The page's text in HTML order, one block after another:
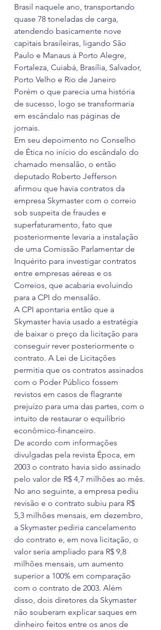
Brasil naquele ano, transportando
quase 78 toneladas de carga,
atendendo basicamente nove
capitais brasileiras, ligando São
Paulo e Manaus à Porto Alegre,
Fortaleza, Cuiabá, Brasília, Salvador,
Porto Velho e Rio de Janeiro
Porém o que parecia uma história
de sucesso, logo se transformaria
em escândalo nas páginas de
jornais.
Em seu depoimento no Conselho
de Ética no início do escândalo do
chamado mensalão, o então
deputado Roberto Jefferson
afirmou que havia contratos da
empresa Skymaster com o correio
sob suspeita de fraudes e
superfaturamento, fato que
posteriormente levaria a instalação
de uma Comissão Parlamentar de
Inquérito para investigar contratos
entre empresas aéreas e os
Correios, que acabaria evoluindo
para a CPI do mensalão.
A CPI apontaria então que a
Skymaster havia usado a estratégia
de baixar o preço da licitação para
conseguir rever posteriormente o
contrato. A Lei de Licitações
permitia que os contratos assinados
com o Poder Público fossem
revistos em casos de flagrante
prejuízo para uma das partes, com o
intuito de restaurar o equilíbrio
econômico-financeiro.
De acordo com informações
divulgadas pela revista Época, em
2003 o contrato havia sido assinado
pelo valor de R$ 4,7 milhões ao mês.
No ano seguinte, a empresa pediu
revisão e o contrato subiu para R$
5,3 milhões mensais, em dezembro,
a Skymaster pediria cancelamento
do contrato e, em nova licitação, o
valor seria ampliado para R$ 9,8
milhões mensais, um aumento
superior a 100% em comparação
com o contrato de 2003. Além
disso, dois diretores da Skymaster
não souberam explicar saques em
dinheiro feitos entre os anos de